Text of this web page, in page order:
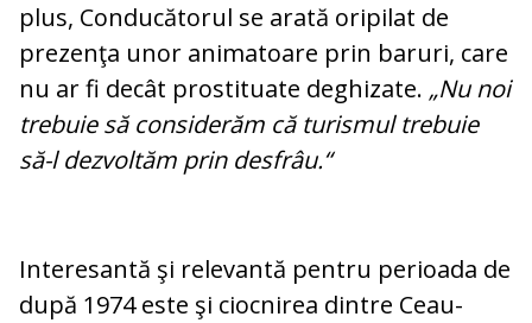
plus, Conducătorul se arată ori­pi­lat de
prezenţa unor animatoare prin ba­ruri, ca­re
nu ar fi decât prostituate de­ghi­zate. „Nu noi
trebuie să considerăm că tu­ris­mul trebuie
să-l dezvoltăm prin des­frâu.“
Interesantă şi relevantă pentru perioada de
după 1974 este şi ciocnirea dintre Ceau­